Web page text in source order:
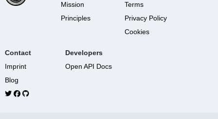
Mission
Principles
Terms
Privacy Policy
Cookies
Contact
Imprint
Blog
Developers
Open API Docs